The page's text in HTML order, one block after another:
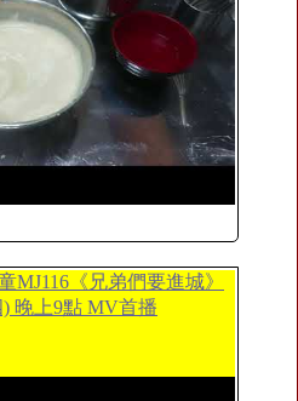
MJ116《兄弟們要進城》
) 晚上9點 MV首播